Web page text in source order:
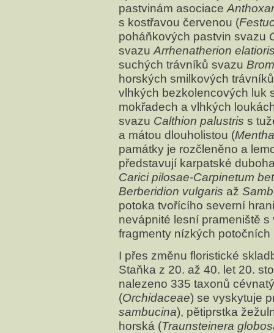
pastvinám asociace
s kostřavou červenou (
poháňkových pastvin svazu
svazu Arrhenatherion
suchých trávníků svazu
horských smilkových
vlhkých bezkolencových luk
mokřadech a vlhkých
svazu Calthion palustris s
a mátou dlouholistou (
památky je rozčleněno a
představují karpatské
Carici pilosae-Carpinetum
Berberidion vulgaris až
potoka tvořícího severní
nevápnité lesní prameniště
fragmenty nízkých
I přes změnu floristické
Staňka z 20. až 40. let 20.
nalezeno 335 taxonů
(Orchidaceae) se vyskytuje
sambucina), pětiprstka
horská (Traunsteinera